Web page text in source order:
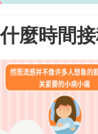
什麼時間